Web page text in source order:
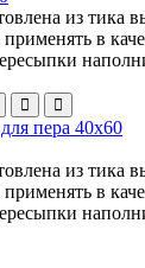
из тика
в
пера 40х60
из тика
в